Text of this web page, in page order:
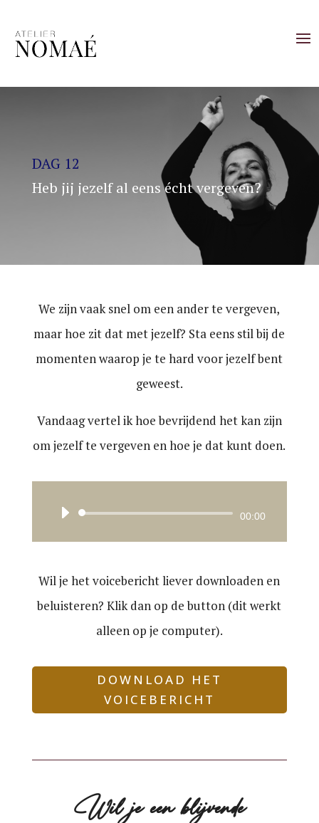
DAG 12
Heb jij jezelf al eens écht vergeven?
We zijn vaak snel om een ander te vergeven,
maar hoe zit dat met jezelf? Sta eens stil bij de
momenten waarop je te hard voor jezelf bent
geweest.
Vandaag vertel ik hoe bevrijdend het kan zijn
om jezelf te vergeven en hoe je dat kunt doen.
Audiospeler 00:00
Wil je het voicebericht liever downloaden en
beluisteren? Klik dan op de button (dit werkt
alleen op je computer).
DOWNLOAD HET
VOICEBERICHT
Wil je een blijvende